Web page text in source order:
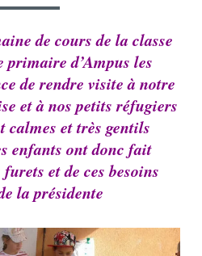
de cours de la classe
primaire d’Ampus les
de rendre visite à notre
et à nos petits réfugiers
calmes et très gentils
enfants ont donc fait
et de ces besoins
la présidente